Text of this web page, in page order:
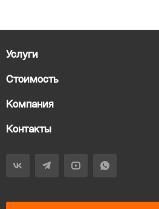
Услуги
Стоимость
Компания
Контакты